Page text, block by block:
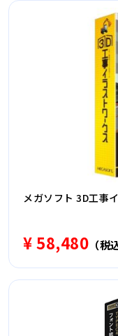
メガソフト 3D工事
¥ 58,480 （税